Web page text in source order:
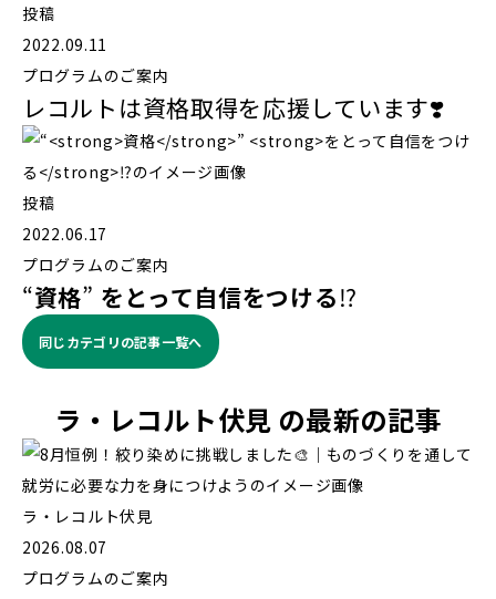
投稿
2022.09.11
プログラムのご案内
レコルトは資格取得を応援しています❣️
投稿
2022.06.17
プログラムのご案内
“資格” をとって自信をつける⁉️
同じカテゴリの記事⼀覧へ
ラ・レコルト伏見 の最新の記事
ラ・レコルト伏見
2026.08.07
プログラムのご案内